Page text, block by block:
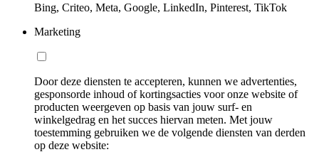
Bing, Criteo, Meta, Google, LinkedIn, Pinterest, TikTok
Marketing
Door deze diensten te accepteren, kunnen we advertenties,
gesponsorde inhoud of kortingsacties voor onze website of
producten weergeven op basis van jouw surf- en
winkelgedrag en het succes hiervan meten. Met jouw
toestemming gebruiken we de volgende diensten van derden
op deze website: